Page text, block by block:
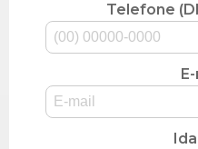
Telefone